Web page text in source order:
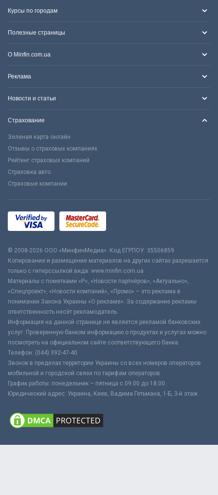
Курсы по городам
Полезные страницы
О Minfin.com.ua
Реклама
Новости и статьи
Страхование
Зеленая карта онлайн
Отзывы о страховых компаниях
Рейтинг страховых компаний
Страховка авто
Страховые компании
© 2008-2026 ООО «МинфинМедиа». Код ЕГРПОУ: 35506859
Копирование и размещение материалов на других сайтах разрешается
только с гиперссылкой вида: www.minfin.com.ua
Материалы с пометками «Р», «Новости партнёров», «Актуально»,
«Спецпроект», «Новости компаний», «Промо» – это реклама в
понимании Закона Украины «О рекламе». За содержание рекламы
ответственность несёт рекламодатель.
Информация на данной странице не является рекламой банковских
услуг. Проверенную банком информацию о продуктах и услугах можно
посмотреть на официальном сайте соответствующего банка.
Телефон: (044) 392-47-40
Звонок в пределах территории Украины со всех номеров операторов
мобильной и городской связи по тарифам операторов
График работы: понедельник – пятница с 09:00 до 18:00
Юридический адрес: Украина, Киев, Вадима Гетьмана, 1-Б, 3-й этаж